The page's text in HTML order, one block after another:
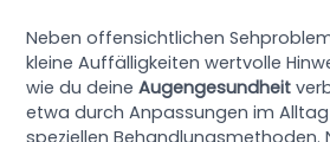
Neben offensichtlichen
kleine Auffälligkeiten wertvolle
wie du deineAugengesundheit
etwa durch Anpassungen im